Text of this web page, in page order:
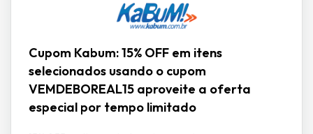
Cupom Kabum: 15% OFF em itens
selecionados usando o cupom
VEMDEBOREAL15 aproveite a oferta
especial por tempo limitado